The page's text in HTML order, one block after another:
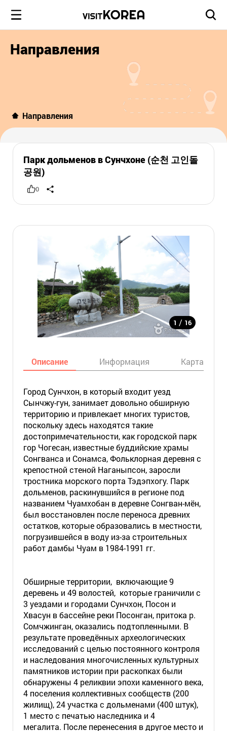
Направления
Направления
Парк дольменов в Сунчхоне (순천 고인돌
공원)
0
1 / 16
Описание Информация Карта
Город Сунчхон, в который входит уезд
Сынчжу-гун, занимает довольно обширную
территорию и привлекает многих туристов,
поскольку здесь находятся такие
достопримечательности, как городской парк
гор Чогесан, известные буддийские храмы
Сонгванса и Сонамса, Фольклорная деревня с
крепостной стеной Наганыпсон, заросли
тростника морского порта Тэдэпхогу. Парк
дольменов, раскинувшийся в регионе под
названием Чуамхобан в деревне Сонгван-мён,
был восстановлен после переноса древних
остатков, которые образовались в местности,
погрузившейся в воду из-за строительных
работ дамбы Чуам в 1984-1991 гг.
Обширные территории, включающие 9
деревень и 49 волостей, которые граничили с
3 уездами и городами Сунчхон, Посон и
Хвасун в бассейне реки Посонган, притока р.
Сомчжинган, оказались подтопленными. В
результате проведённых археологических
исследований с целью постоянного контроля
и наследования многочисленных культурных
памятников истории при раскопках были
обнаружены 4 реликвии эпохи каменного века,
4 поселения коллективных сообществ (200
жилищ), 24 участка с дольменами (400 штук),
1 место с печатью наследника и 4
мегалита. После перенесения в другое место и